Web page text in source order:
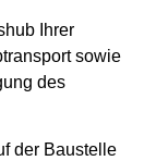
Ihrer
sowie
des
der Baustelle